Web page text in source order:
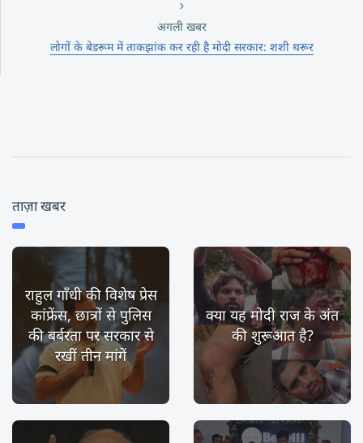
अगली खबर
लोगों के बेडरूम में ताकझांक कर रही है मोदी सरकार: शशी थरूर
ताज़ा खबर
राहुल गाँधी की विशेष प्रेस
कांफ्रेंस, छात्रों से पुलिस
की बर्बरता पर सरकार से
रखीं तीन मांगें
क्या यह मोदी राज के अंत
की शुरूआत है?